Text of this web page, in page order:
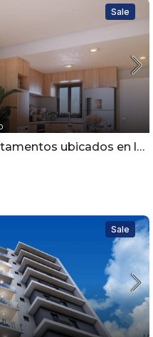
Sale
en la Av. Hispanoamericana dentro del sector Jardínes del Sur
Sale